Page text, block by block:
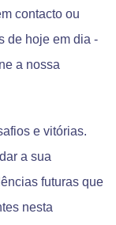
contacto ou
de hoje em dia -
a nossa
e vitórias.
a sua
futuras que
nesta